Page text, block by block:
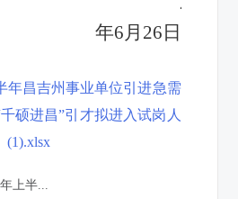
年6月26日
年昌吉州事业单位引进急需
硕进昌”引才拟进入试岗人
(1).xlsx
上半...